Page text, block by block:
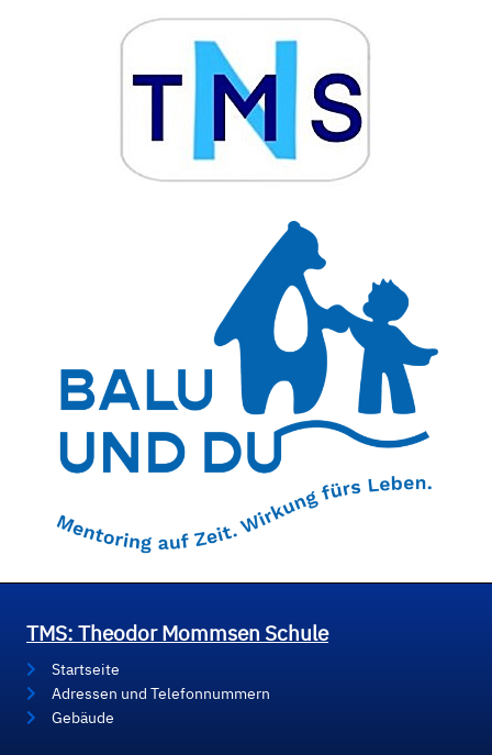
TMS: Theodor Mommsen Schule
Startseite
Adressen und Telefonnummern
Gebäude